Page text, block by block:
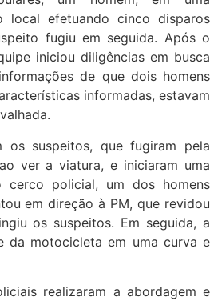
local efetuando cinco disparos
fugiu em seguida. Após o
iniciou diligências em busca
de que dois homens
informadas, estavam
os suspeitos, que fugiram pela
ver a viatura, e iniciaram uma
cerco policial, um dos homens
em direção à PM, que revidou
os suspeitos. Em seguida, a
da motocicleta em uma curva e
realizaram a abordagem e